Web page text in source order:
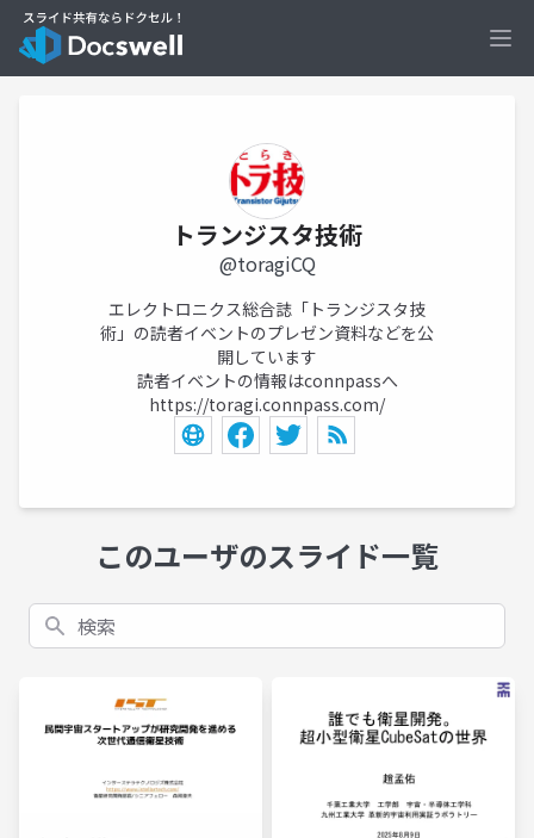
トランジスタ技術
@toragiCQ
エレクトロニクス総合誌「トランジスタ技
術」の読者イベントのプレゼン資料などを公
開しています
読者イベントの情報はconnpassへ
https://toragi.connpass.com/
このユーザのスライド一覧
検索